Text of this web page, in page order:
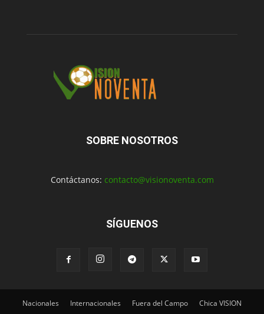
SOBRE NOSOTROS
Contáctanos: contacto@visionoventa.com
SÍGUENOS
Nacionales Internacionales Fuera del Campo Chica VISION